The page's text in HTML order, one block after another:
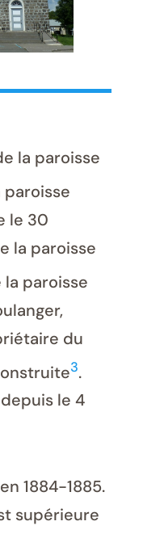
la paroisse
paroisse
le 30
la paroisse
la paroisse
du
3.
le 4
1884-1885.
supérieure